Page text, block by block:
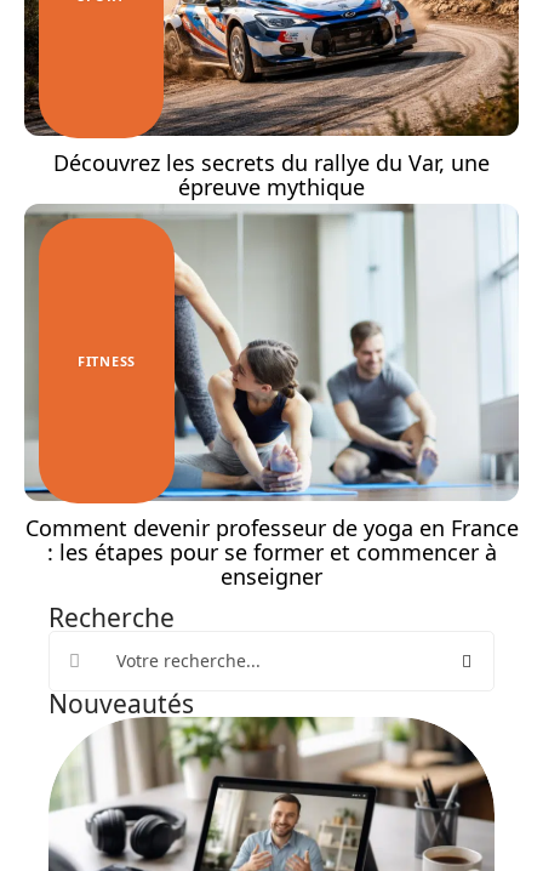
Découvrez les secrets du rallye du Var, une
épreuve mythique
FITNESS
Comment devenir professeur de yoga en France
: les étapes pour se former et commencer à
enseigner
Recherche
Nouveautés